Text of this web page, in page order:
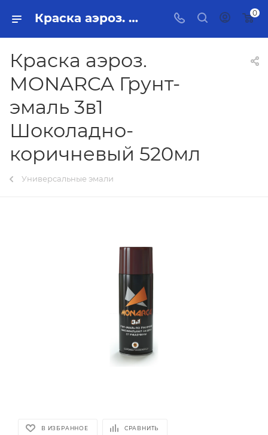
Краска аэроз. MONARCA Грунт-эмаль 3в1 Шоколадно-коричневый 520мл Тольятти - купить в интернет-магазине, каталог с ценами и характеристиками 0
Краска аэроз.
MONARCA Грунт-
эмаль 3в1
Шоколадно-
коричневый 520мл
Универсальные эмали
В ИЗБРАННОЕ СРАВНИТЬ